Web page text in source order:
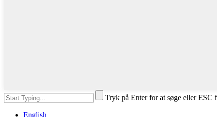
Tryk på Enter for at søge eller ESC
English